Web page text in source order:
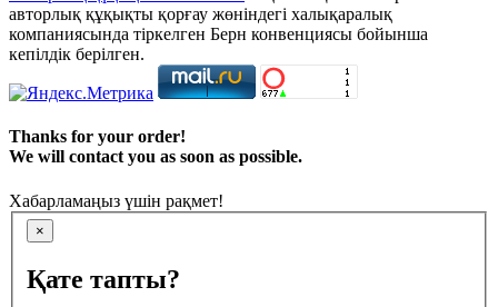
авторлық құқықты қорғау жөніндегі халықаралық
компаниясында тіркелген Берн конвенциясы бойынша
кепілдік берілген.
Thanks for your order!
We will contact you as soon as possible.
Хабарламаңыз үшін рақмет!
×
Қате тапты?